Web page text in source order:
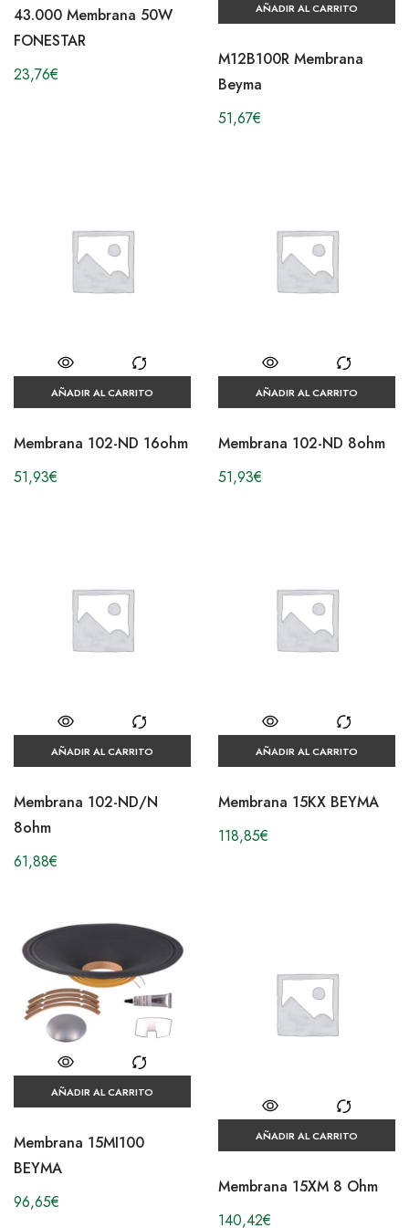
43.000 Membrana 50W
FONESTAR
23,76€
AÑADIR AL CARRITO
M12B100R Membrana
Beyma
51,67€
AÑADIR AL CARRITO
Membrana 102-ND 16ohm
51,93€
AÑADIR AL CARRITO
Membrana 102-ND 8ohm
51,93€
AÑADIR AL CARRITO
Membrana 102-ND/N
8ohm
61,88€
AÑADIR AL CARRITO
Membrana 15KX BEYMA
118,85€
AÑADIR AL CARRITO
Membrana 15MI100
BEYMA
96,65€
AÑADIR AL CARRITO
Membrana 15XM 8 Ohm
140,42€